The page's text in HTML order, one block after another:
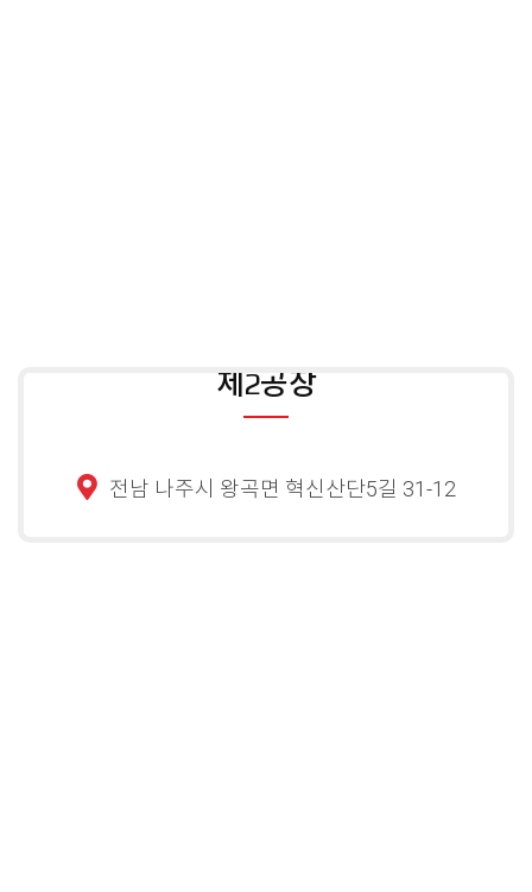
제2공장
전남 나주시 왕곡면 혁신산단5길 31-12